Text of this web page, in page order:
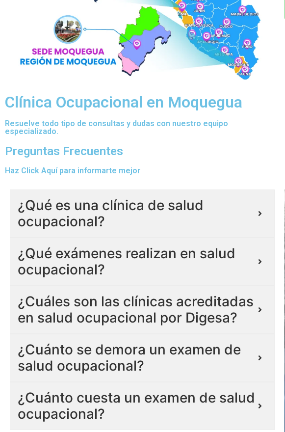
Clínica Ocupacional en Moquegua
Resuelve todo tipo de consultas y dudas con nuestro equipo
especializado.
Preguntas Frecuentes
Haz Click Aquí para informarte mejor
¿Qué es una clínica de salud
ocupacional?
¿Qué exámenes realizan en salud
ocupacional?
¿Cuáles son las clínicas acreditadas
en salud ocupacional por Digesa?
¿Cuánto se demora un examen de
salud ocupacional?
¿Cuánto cuesta un examen de salud
ocupacional?